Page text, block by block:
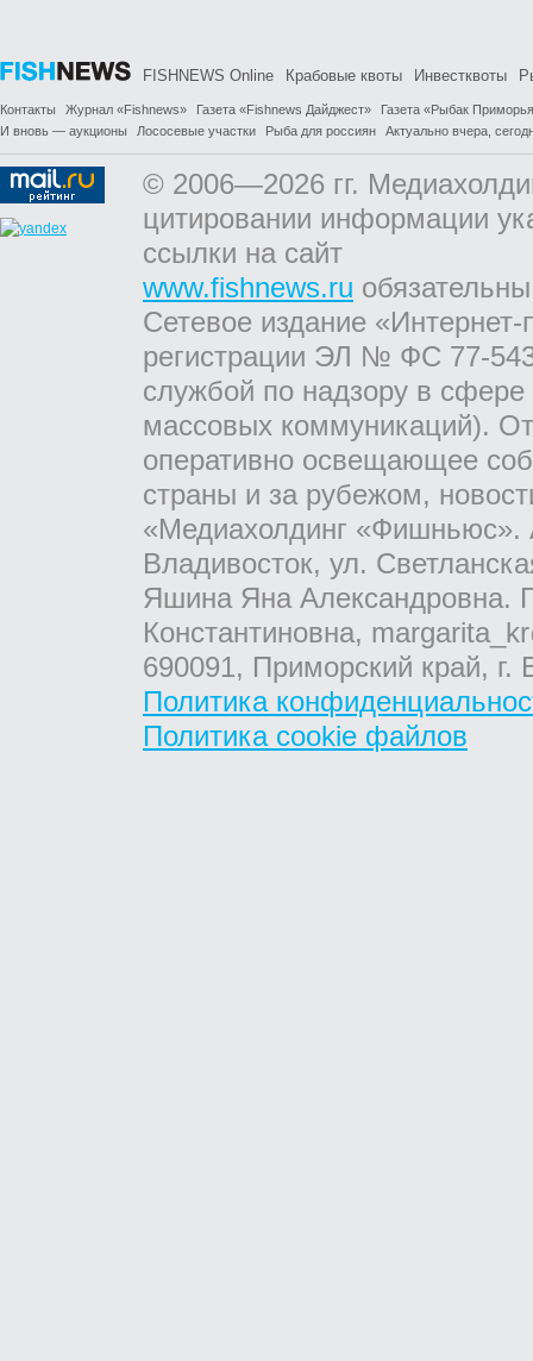
FISHNEWS Online Крабовые квоты Инвестквоты
Контакты Журнал «Fishnews» Газета «Fishnews Дайджест»
Газета «Рыбак
И вновь — аукционы
Лососевые участки Рыба для россиян Актуально вчера,
© 2006—2026 гг.
цитировании информации
ссылки на сайт
www.fishnews.ru
Сетевое издание
регистрации ЭЛ № ФС 77-
службой по надзору в
массовых коммуникаций).
оперативно освещающее
страны и за рубежом,
«Медиахолдинг «Фишньюс».
Владивосток, ул.
Яшина Яна Александровна.
Константиновна,
690091, Приморский край,
Политика
Политика cookie файлов